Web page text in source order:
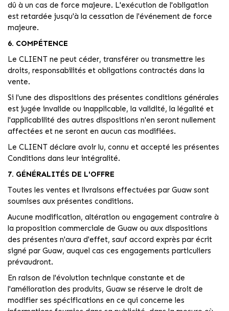
dû à un cas de force majeure. L'exécution de l'obligation
est retardée jusqu'à la cessation de l'événement de force
majeure.
6. COMPÉTENCE
Le CLIENT ne peut céder, transférer ou transmettre les
droits, responsabilités et obligations contractés dans la
vente.
Si l'une des dispositions des présentes conditions générales
est jugée invalide ou inapplicable, la validité, la légalité et
l'applicabilité des autres dispositions n'en seront nullement
affectées et ne seront en aucun cas modifiées.
Le CLIENT déclare avoir lu, connu et accepté les présentes
Conditions dans leur intégralité.
7. GÉNÉRALITÉS DE L'OFFRE
Toutes les ventes et livraisons effectuées par Guaw sont
soumises aux présentes conditions.
Aucune modification, altération ou engagement contraire à
la proposition commerciale de Guaw ou aux dispositions
des présentes n'aura d'effet, sauf accord exprès par écrit
signé par Guaw, auquel cas ces engagements particuliers
prévaudront.
En raison de l'évolution technique constante et de
l'amélioration des produits, Guaw se réserve le droit de
modifier ses spécifications en ce qui concerne les